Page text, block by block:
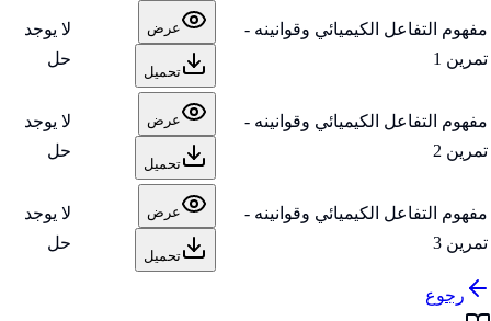
مفهوم التفاعل الكيميائي وقوانينه -
تمرين 1
عرض
تحميل
لا يوجد
حل
مفهوم التفاعل الكيميائي وقوانينه -
تمرين 2
عرض
تحميل
لا يوجد
حل
مفهوم التفاعل الكيميائي وقوانينه -
تمرين 3
عرض
تحميل
لا يوجد
حل
رجوع